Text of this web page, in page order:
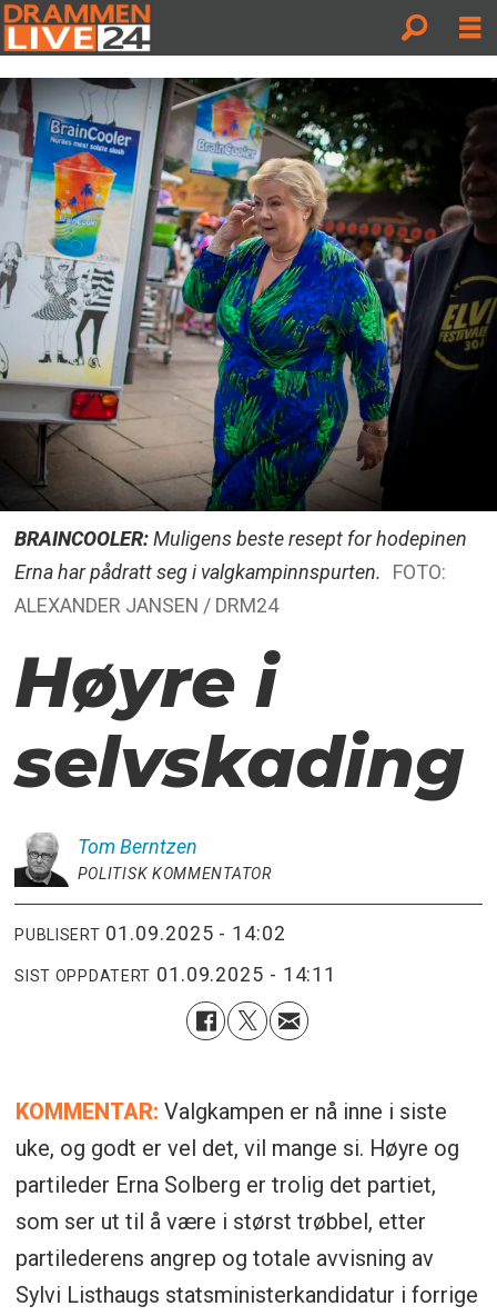
BRAINCOOLER:Muligens beste resept for hodepinen
Erna har pådratt seg i valgkampinnspurten.
FOTO:
ALEXANDER JANSEN / DRM24
Høyre i
selvskading
Tom Berntzen
POLITISK KOMMENTATOR
PUBLISERT 01.09.2025 - 14:02
SIST OPPDATERT 01.09.2025 - 14:11
KOMMENTAR: Valgkampen er nå inne i siste
uke, og godt er vel det, vil mange si. Høyre og
partileder Erna Solberg er trolig det partiet,
som ser ut til å være i størst trøbbel, etter
partilederens angrep og totale avvisning av
Sylvi Listhaugs statsministerkandidatur i forrige